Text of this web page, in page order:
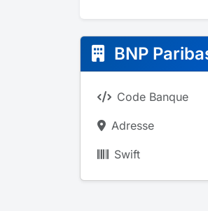
BNP
Code Banque
Adresse
Swift